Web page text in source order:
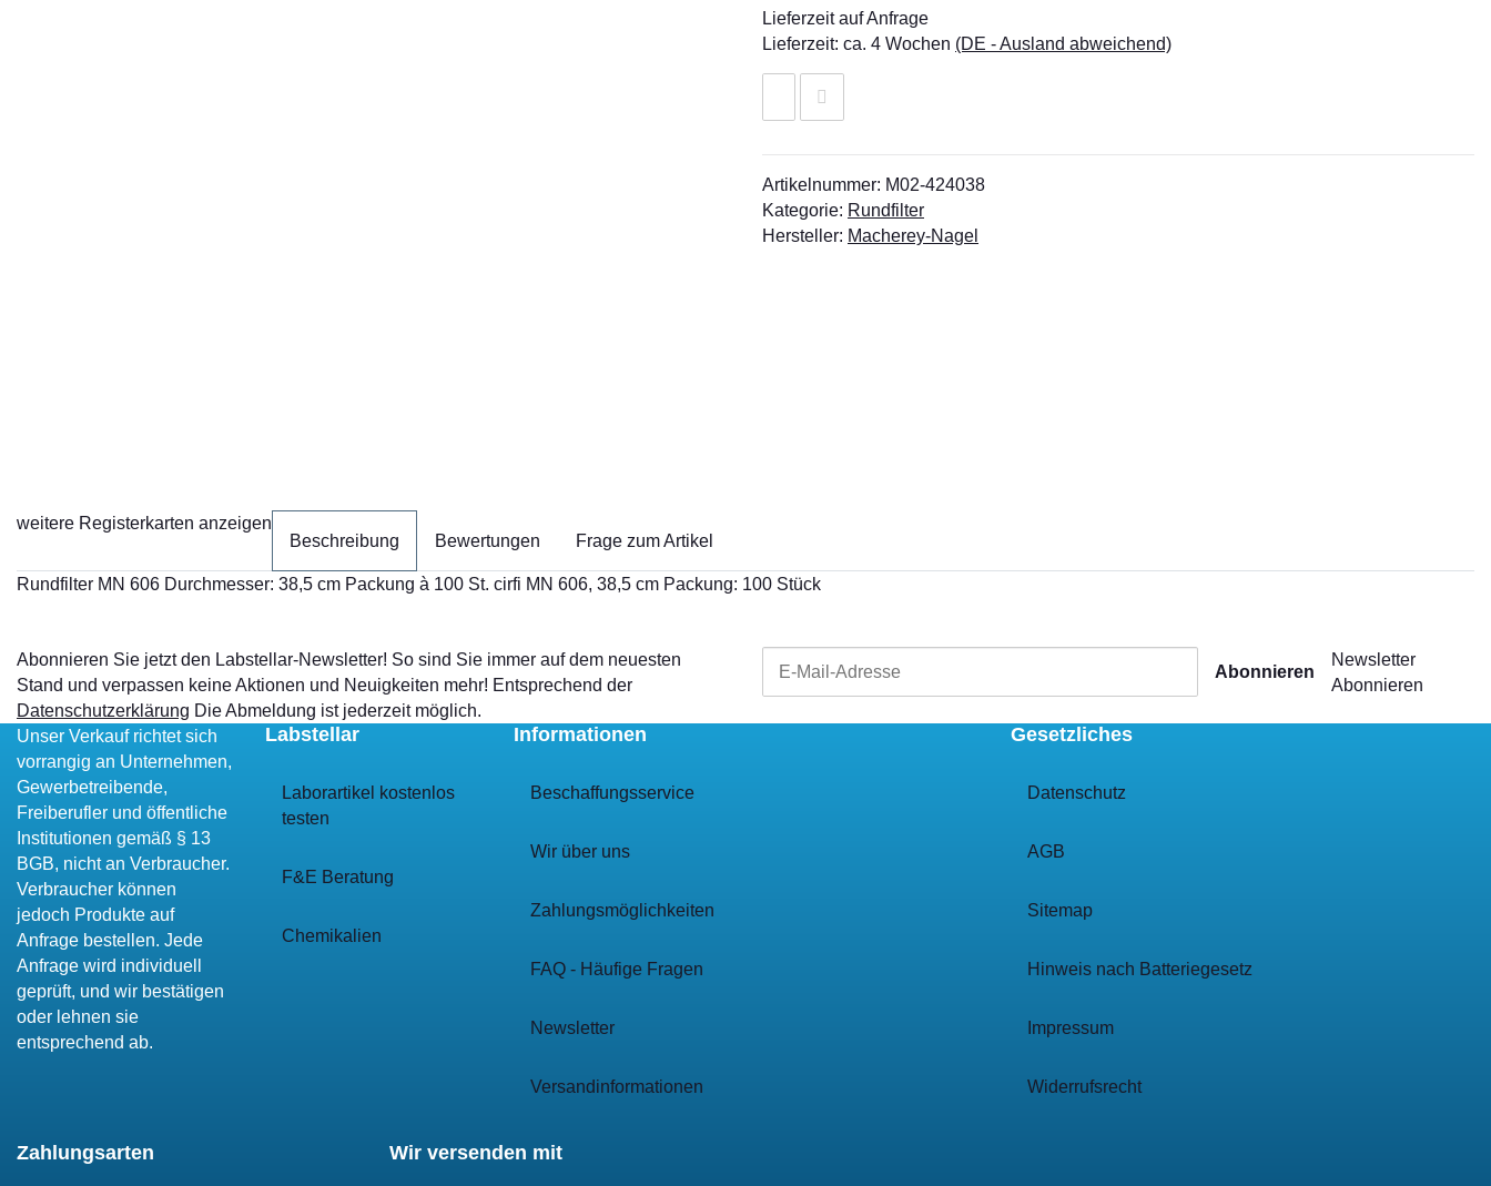
Lieferzeit auf Anfrage
Lieferzeit: ca. 4 Wochen (DE - Ausland abweichend)
Artikelnummer: M02-424038
Kategorie: Rundfilter
Hersteller: Macherey-Nagel
weitere Registerkarten anzeigen
Beschreibung
Bewertungen Frage zum Artikel
Rundfilter MN 606 Durchmesser: 38,5 cm Packung à 100 St. cirfi MN 606, 38,5 cm Packung: 100 Stück
Abonnieren Sie jetzt den Labstellar-Newsletter! So sind Sie immer auf dem neuesten
Stand und verpassen keine Aktionen und Neuigkeiten mehr! Entsprechend der
Datenschutzerklärung Die Abmeldung ist jederzeit möglich.
Abonnieren
Newsletter
Abonnieren
Unser Verkauf richtet sich
vorrangig an Unternehmen,
Gewerbetreibende,
Freiberufler und öffentliche
Institutionen gemäß § 13
BGB, nicht an Verbraucher.
Verbraucher können
jedoch Produkte auf
Anfrage bestellen. Jede
Anfrage wird individuell
geprüft, und wir bestätigen
oder lehnen sie
entsprechend ab.
Labstellar
Laborartikel kostenlos
testen
F&E Beratung
Chemikalien
Informationen
Beschaffungsservice
Wir über uns
Zahlungsmöglichkeiten
FAQ - Häufige Fragen
Newsletter
Versandinformationen
Gesetzliches
Datenschutz
AGB
Sitemap
Hinweis nach Batteriegesetz
Impressum
Widerrufsrecht
Zahlungsarten Wir versenden mit